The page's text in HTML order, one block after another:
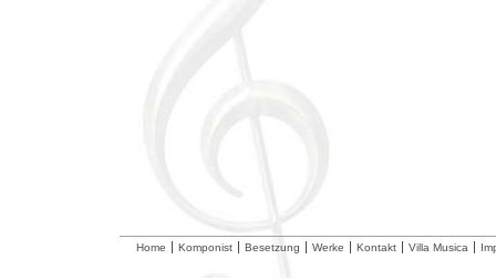
Home Komponist Besetzung Werke Kontakt Villa Musica